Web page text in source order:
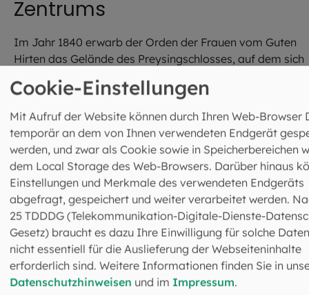
Zentrums
Im Jahr 1840 erwarb der Orden der Frauen vom Guten
Hirten das Gelände des Preysingschlosses, auf dem sich
hatte die Ansiedlung des Frauenordens in München
gefördert, der sich um benachteiligte Mädchen und
kümmerte.
Im Jahr 1965 zog der Orden in den Münchner Süden und
das Areal wurde von der Erzdiözese München und
erworben. Ein Teilgrundstück wurde für den öffentlichen
Hypopark zur Verfügung gestellt, auf dem verbliebenen
Gelände die Tradition der Bildung junger Menschen
fortgesetzt. Am 1967 gegründeten Edith-Stein-
wirkten bis ins Jahr 2003 die Dominikanerinnen von
Niederviehbach und machten sich, wie viele
um die Bildung von Mädchen verdient. Nach ihrem
Cookie-Einstellungen
Mit Aufruf der Website können durch Ihren Web-Browser
temporär an dem von Ihnen verwendeten Endgerät
werden, und zwar als Cookie sowie in Speicherbereichen
dem Local Storage des Web-Browsers. Darüber hinaus
Einstellungen und Merkmale des verwendeten Endgeräts
abgefragt, gespeichert und weiter verarbeitet werden.
25 TDDDG (Telekommunikation-Digitale-Dienste-
Gesetz) braucht es dazu Ihre Einwilligung für solche
nicht essentiell für die Auslieferung der Webseiteninhalte
erforderlich sind. Weitere Informationen finden Sie in
Datenschutzhinweisen und im Impressum.